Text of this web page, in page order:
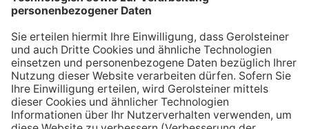
Tipp #2: Trinke direkt nach dem Aufstehen
Über Nacht verliert dein Körper Flüssigkeit. Um gut in
den Tag zu starten, solltest du deshalb direkt nach dem
Aufstehen ein großes Glas Wasser trinken. Stelle dir
zum Beispiel eine Flasche Mineralwasser direkt ans
Bett, damit du dieses kleine Morgenritual sofort